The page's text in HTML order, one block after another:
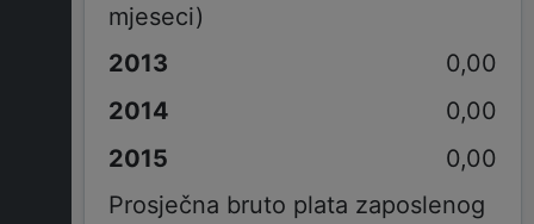
mjeseci)
0,00
0,00
0,00
Prosječna bruto plata zaposlenog